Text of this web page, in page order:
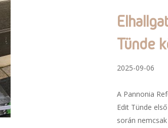
Tünde
2025-09-06
A Pannonia
Edit Tünde
során